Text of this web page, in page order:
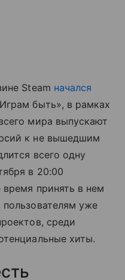
Steam начался
быть», в рамках
мира выпускают
к не вышедшим
всего одну
в 20:00
принять в нем
уже
среди
хиты.